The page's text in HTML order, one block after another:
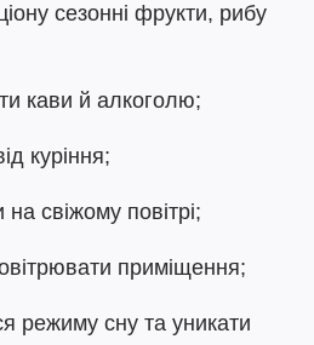
сезонні фрукти, рибу
кави й алкоголю;
куріння;
свіжому повітрі;
приміщення;
режиму сну та уникати